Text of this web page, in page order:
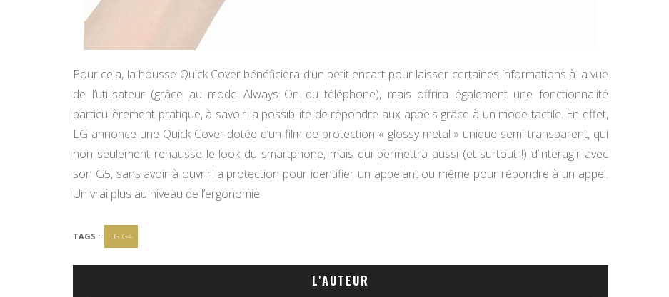
Pour cela, la housse Quick Cover bénéficiera d’un petit encart pour laisser certaines informations à la vue
de l’utilisateur (grâce au mode Always On du téléphone), mais offrira également une fonctionnalité
particulièrement pratique, à savoir la possibilité de répondre aux appels grâce à un mode tactile. En effet,
LG annonce une Quick Cover dotée d’un film de protection « glossy metal » unique semi-transparent, qui
non seulement rehausse le look du smartphone, mais qui permettra aussi (et surtout !) d’interagir avec
son G5, sans avoir à ouvrir la protection pour identifier un appelant ou même pour répondre à un appel.
Un vrai plus au niveau de l’ergonomie.
TAGS : LG G4
L'AUTEUR